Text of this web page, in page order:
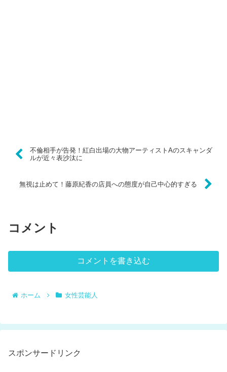
不倫相手が告発！紅白出場の大物アーティストAのスキャンダ
ルが近々表沙汰に
無視は止めて！藤原紀香の店員への態度が自己中心的すぎる
コメント
コメントを書き込む
ホーム 女性芸能人
スポンサードリンク